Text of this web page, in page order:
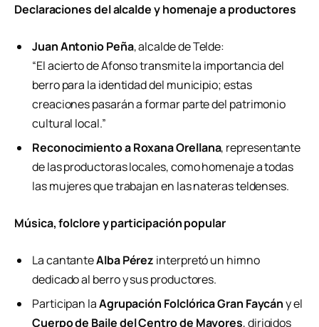
Declaraciones del alcalde y homenaje a productores
Juan Antonio Peña, alcalde de Telde:
“El acierto de Afonso transmite la importancia del
berro para la identidad del municipio; estas
creaciones pasarán a formar parte del patrimonio
cultural local.”
Reconocimiento a Roxana Orellana, representante
de las productoras locales, como homenaje a todas
las mujeres que trabajan en las nateras teldenses.
Música, folclore y participación popular
La cantanteAlba Pérez interpretó un himno
dedicado al berro y sus productores.
Participan laAgrupación Folclórica Gran Faycány el
Cuerpo de Baile del Centro de Mayores, dirigidos